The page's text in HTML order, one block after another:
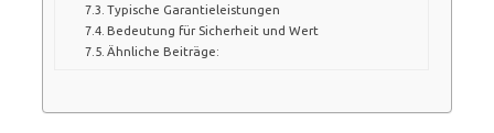
Typische Garantieleistungen
Bedeutung für Sicherheit und Wert
Ähnliche Beiträge: